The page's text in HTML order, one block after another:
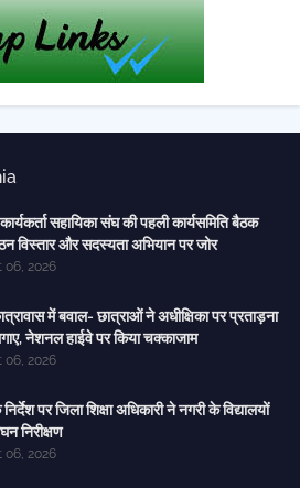
सहायिका संघ की पहली कार्यसमिति बैठक
विस्तार और सदस्यता अभियान पर जोर
06, 2026
में बवाल- छात्राओं ने अधीक्षिका पर प्रताड़ना
नेशनल हाईवे पर किया चक्काजाम
06, 2026
पर जिला शिक्षा अधिकारी ने नगरी के विद्यालयों
निरीक्षण
06, 2026